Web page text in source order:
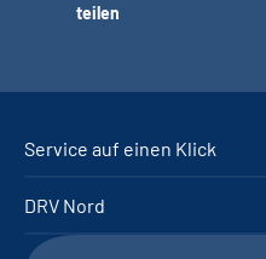
teilen
Service auf einen Klick
DRV Nord